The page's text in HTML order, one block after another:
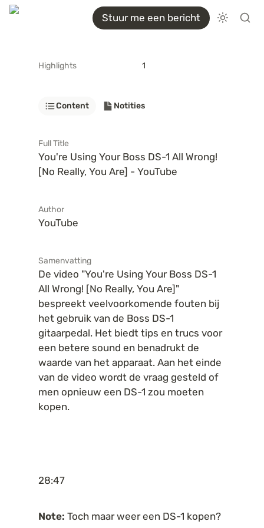
Stuur me een bericht
Highlights 1
Content Notities
Full Title
You're Using Your Boss DS-1 All Wrong!
[No Really, You Are] - YouTube
Author
YouTube
Samenvatting
De video "You're Using Your Boss DS-1
All Wrong! [No Really, You Are]"
bespreekt veelvoorkomende fouten bij
het gebruik van de Boss DS-1
gitaarpedal. Het biedt tips en trucs voor
een betere sound en benadrukt de
waarde van het apparaat. Aan het einde
van de video wordt de vraag gesteld of
men opnieuw een DS-1 zou moeten
kopen.
28:47
Note: Toch maar weer een DS-1 kopen?